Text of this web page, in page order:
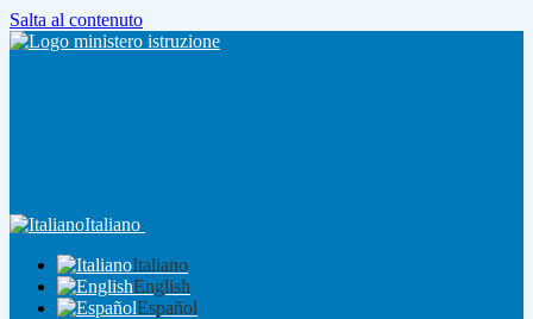
Salta al contenuto
Italiano
Italiano
English
Español